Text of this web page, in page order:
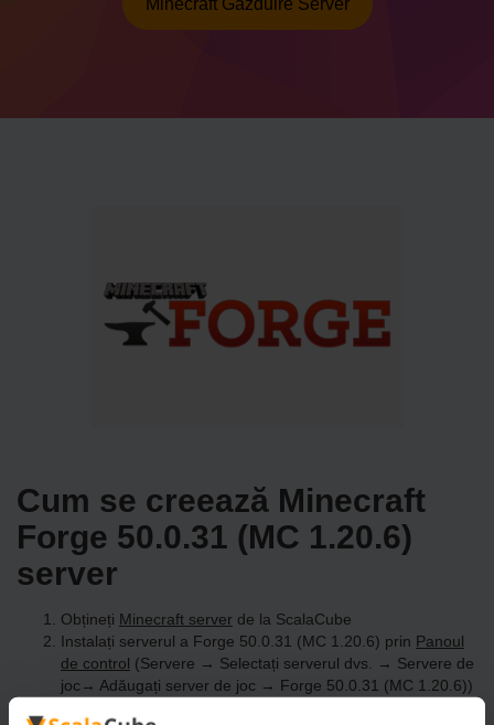
Minecraft Găzduire Server
Cum se creează Minecraft
Forge 50.0.31 (MC 1.20.6)
server
Obțineți Minecraft server de la ScalaCube
Instalați serverul a Forge 50.0.31 (MC 1.20.6) prin Panoul
de control (Servere → Selectați serverul dvs. → Servere de
joc→ Adăugați server de joc → Forge 50.0.31 (MC 1.20.6))